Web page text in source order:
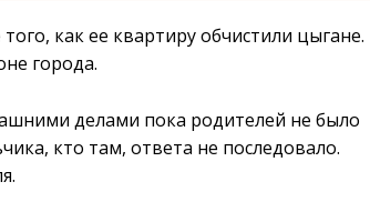
как ее квартиру обчистили цыгане.
города.
делами пока родителей не было
кто там, ответа не последовало.